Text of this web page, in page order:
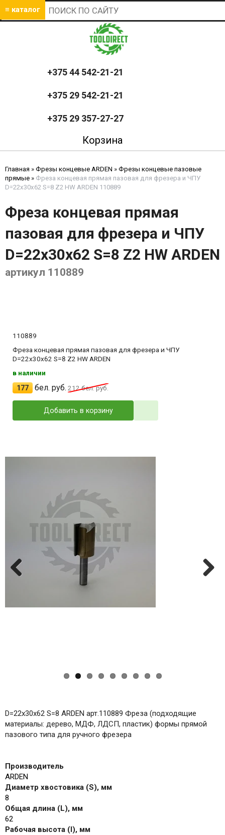
≡ каталог
+375 44 542-21-21
+375 29 542-21-21
+375 29 357-27-27
Корзина
Главная » Фрезы концевые ARDEN » Фрезы концевые пазовые
прямые » Фреза концевая прямая пазовая для фрезера и ЧПУ
D=22x30x62 S=8 Z2 HW ARDEN 110889
Фреза концевая прямая
пазовая для фрезера и ЧПУ
D=22x30x62 S=8 Z2 HW ARDEN
артикул 110889
110889
Фреза концевая прямая пазовая для фрезера и ЧПУ
D=22x30x62 S=8 Z2 HW ARDEN
в наличии
177 бел. руб. 212бел. руб.
Добавить в корзину
D=22x30x62 S=8 ARDEN арт.110889 Фреза (подходящие
материалы: дерево, МДФ, ЛДСП, пластик) формы прямой
пазового типа для ручного фрезера
Производитель
ARDEN
Диаметр хвостовика (S), мм
8
Общая длина (L), мм
62
Рабочая высота (I), мм